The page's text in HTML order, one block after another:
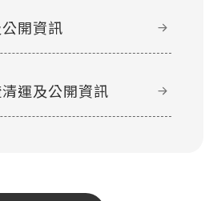
開資訊
運及公開資訊